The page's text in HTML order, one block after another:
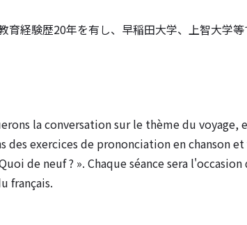
育経験歴20年を有し、早稲田大学、上智大学等
la conversation sur le thème du voyage,
des exercices de prononciation en chanson
de neuf ? ». Chaque séance sera
français.